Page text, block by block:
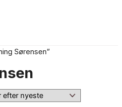
Sørensen”